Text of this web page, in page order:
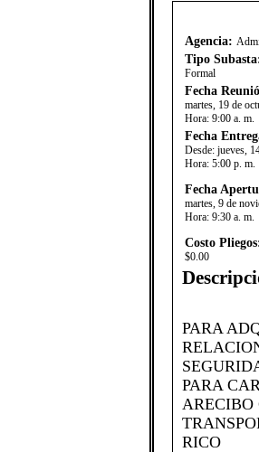
Agencia:
Tipo
Formal
Fecha
martes, 19 de
Hora: 9:00 a. m.
Fecha
Desde: jueves,
Hora: 5:00 p. m.
Fecha
martes, 9 de
Hora: 9:30 a. m.
Costo
$0.00
​PARA
PARA
ARECIBO
RICO